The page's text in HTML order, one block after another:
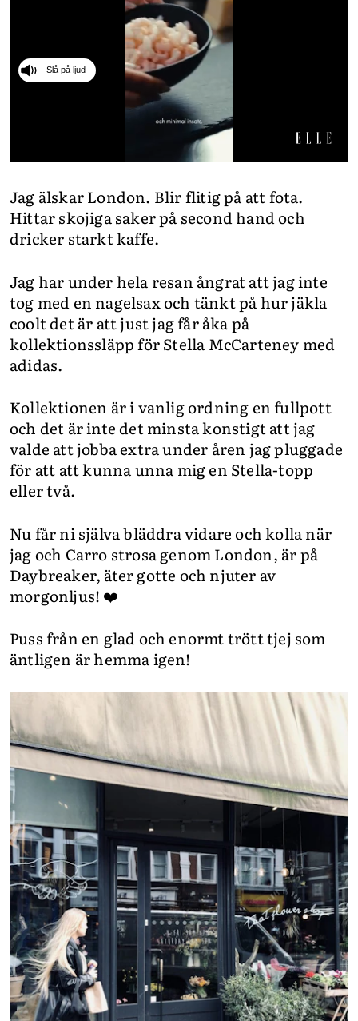
VÅRA SKRIBENTER
of
49
seconds
Jag älskar London. Blir flitig på att fota.
Hittar skojiga saker på second hand och
dricker starkt kaffe.
Jag har under hela resan ångrat att jag inte
tog med en nagelsax och tänkt på hur jäkla
coolt det är att just jag får åka på
kollektionssläpp för Stella McCarteney med
adidas.
Kollektionen är i vanlig ordning en fullpott
och det är inte det minsta konstigt att jag
valde att jobba extra under åren jag pluggade
för att att kunna unna mig en Stella-topp
eller två.
Nu får ni själva bläddra vidare och kolla när
jag och Carro strosa genom London, är på
Daybreaker, äter gotte och njuter av
morgonljus! ❤️
Puss från en glad och enormt trött tjej som
äntligen är hemma igen!